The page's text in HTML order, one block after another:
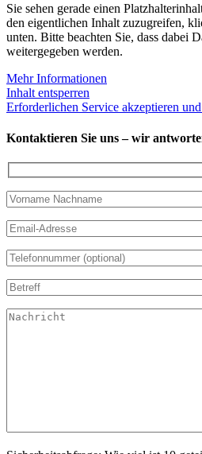
Sie sehen gerade einen
den eigentlichen Inhalt zuzugreifen,
unten. Bitte beachten Sie, dass dabei
weitergegeben werden.
Mehr Informationen
Inhalt entsperren
Erforderlichen Service akzeptieren
Kontaktieren Sie uns – wir